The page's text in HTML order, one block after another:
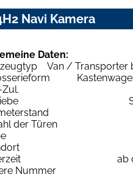
Navi Kamera
Daten:
Van / Transporter
der Türen
ab
Nummer